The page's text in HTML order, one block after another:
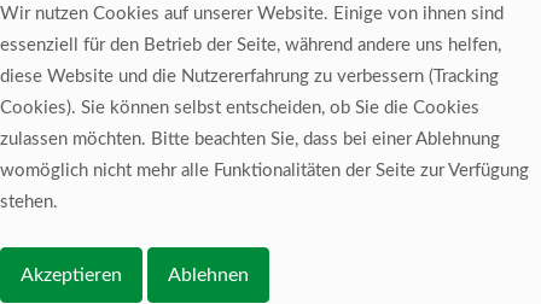
Wir nutzen Cookies auf unserer Website. Einige von ihnen sind
essenziell für den Betrieb der Seite, während andere uns helfen,
diese Website und die Nutzererfahrung zu verbessern (Tracking
Cookies). Sie können selbst entscheiden, ob Sie die Cookies
zulassen möchten. Bitte beachten Sie, dass bei einer Ablehnung
womöglich nicht mehr alle Funktionalitäten der Seite zur Verfügung
stehen.
Akzeptieren Ablehnen